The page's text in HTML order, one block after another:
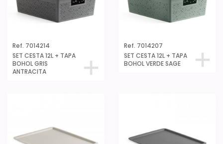
Ref. 7014214
SET CESTA 12L + TAPA
BOHOL GRIS
ANTRACITA
Ref. 7014207
SET CESTA 12L + TAPA
BOHOL VERDE SAGE